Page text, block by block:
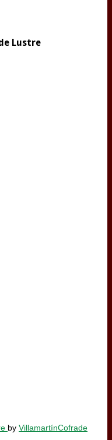
Lustre
by VillamartínCofrade